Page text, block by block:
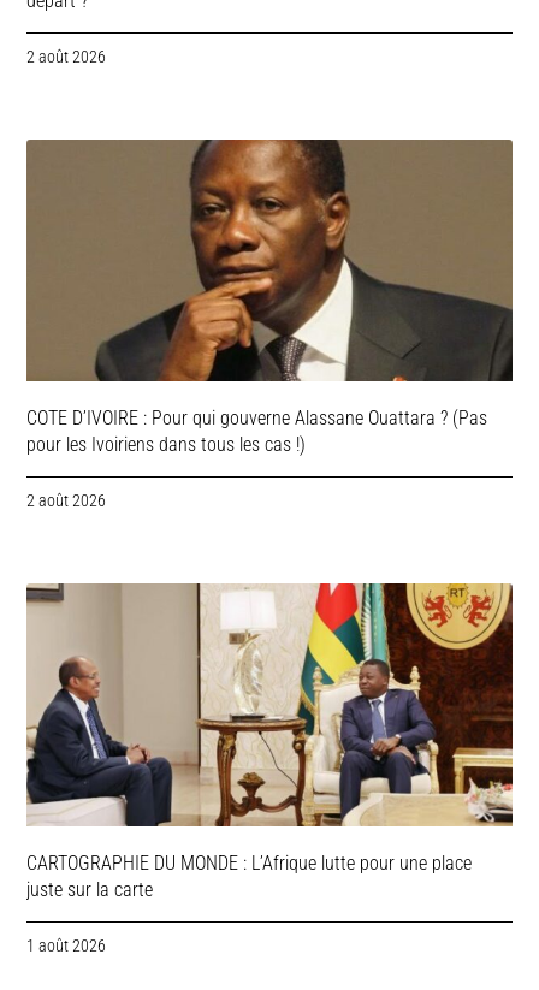
2 août 2026
COTE D’IVOIRE : Pour qui gouverne Alassane Ouattara ? (Pas
pour les Ivoiriens dans tous les cas !)
2 août 2026
CARTOGRAPHIE DU MONDE : L’Afrique lutte pour une place
juste sur la carte
1 août 2026